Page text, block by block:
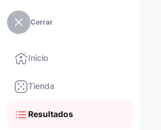
Cerrar
Inicio
Tienda
Resultados